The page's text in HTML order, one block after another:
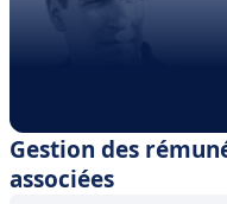
Gestion des
associées